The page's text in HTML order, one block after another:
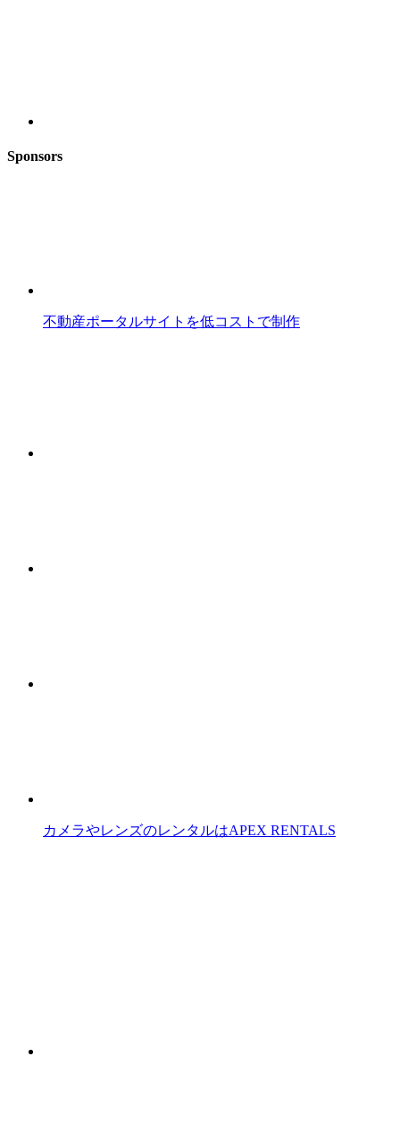
Sponsors
不動産ポータルサイトを低コストで制作
カメラやレンズのレンタルはAPEX RENTALS